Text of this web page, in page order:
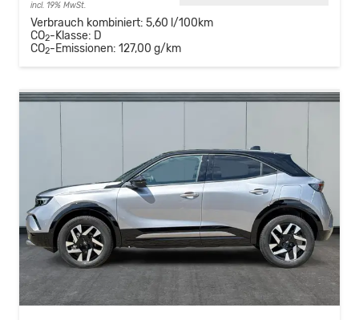
incl. 19% MwSt.
Verbrauch kombiniert: 5,60 l/100km
CO2-Klasse: D
CO2-Emissionen: 127,00 g/km